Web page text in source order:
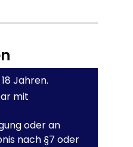
Jahren.
mit
oder an
nach §7 oder